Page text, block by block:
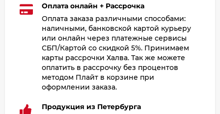
Оплата онлайн + Рассрочка
Оплата заказа различными способами:
наличными, банковской картой курьеру
или онлайн через платежные сервисы
СБП/Картой со скидкой 5%. Принимаем
карты рассрочки Халва. Так же можете
оплатить в рассрочку без процентов
методом Плайт в корзине при
оформлении заказа.
Продукция из Петербурга